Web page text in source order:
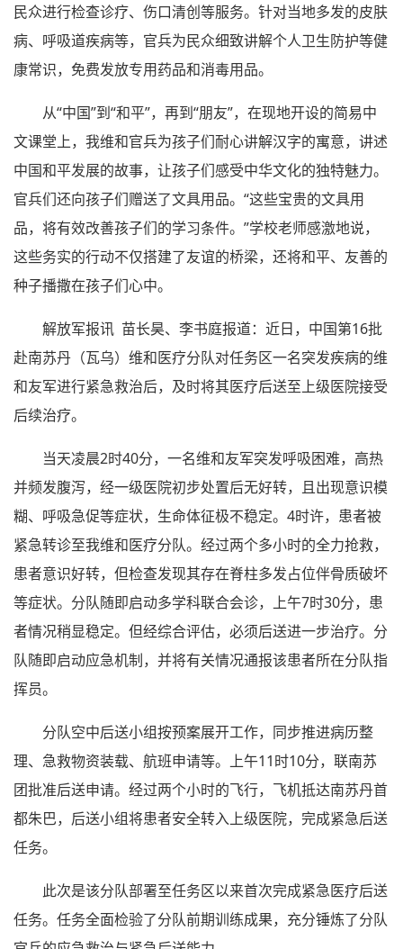
民众进行检查诊疗、伤口清创等服务。针对当地多发的皮肤
病、呼吸道疾病等，官兵为民众细致讲解个人卫生防护等健
康常识，免费发放专用药品和消毒用品。
从“中国”到“和平”，再到“朋友”，在现地开设的简易中
文课堂上，我维和官兵为孩子们耐心讲解汉字的寓意，讲述
中国和平发展的故事，让孩子们感受中华文化的独特魅力。
官兵们还向孩子们赠送了文具用品。“这些宝贵的文具用
品，将有效改善孩子们的学习条件。”学校老师感激地说，
这些务实的行动不仅搭建了友谊的桥梁，还将和平、友善的
种子播撒在孩子们心中。
解放军报讯 苗长昊、李书庭报道：近日，中国第16批
赴南苏丹（瓦乌）维和医疗分队对任务区一名突发疾病的维
和友军进行紧急救治后，及时将其医疗后送至上级医院接受
后续治疗。
当天凌晨2时40分，一名维和友军突发呼吸困难，高热
并频发腹泻，经一级医院初步处置后无好转，且出现意识模
糊、呼吸急促等症状，生命体征极不稳定。4时许，患者被
紧急转诊至我维和医疗分队。经过两个多小时的全力抢救，
患者意识好转，但检查发现其存在脊柱多发占位伴骨质破坏
等症状。分队随即启动多学科联合会诊，上午7时30分，患
者情况稍显稳定。但经综合评估，必须后送进一步治疗。分
队随即启动应急机制，并将有关情况通报该患者所在分队指
挥员。
分队空中后送小组按预案展开工作，同步推进病历整
理、急救物资装载、航班申请等。上午11时10分，联南苏
团批准后送申请。经过两个小时的飞行，飞机抵达南苏丹首
都朱巴，后送小组将患者安全转入上级医院，完成紧急后送
任务。
此次是该分队部署至任务区以来首次完成紧急医疗后送
任务。任务全面检验了分队前期训练成果，充分锤炼了分队